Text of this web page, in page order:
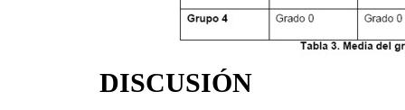
DISCUSIÓN